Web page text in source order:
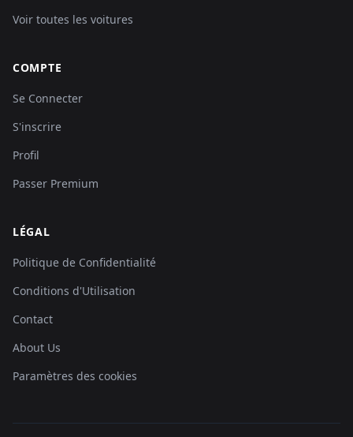
Voir toutes les voitures
COMPTE
Se Connecter
S'inscrire
Profil
Passer Premium
LÉGAL
Politique de Confidentialité
Conditions d'Utilisation
Contact
About Us
Paramètres des cookies